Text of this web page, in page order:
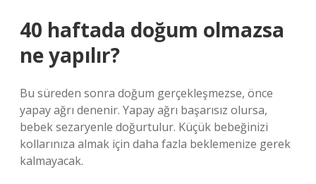
40 haftada doğum olmazsa
ne yapılır?
Bu süreden sonra doğum gerçekleşmezse, önce
yapay ağrı denenir. Yapay ağrı başarısız olursa,
bebek sezaryenle doğurtulur. Küçük bebeğinizi
kollarınıza almak için daha fazla beklemenize gerek
kalmayacak.